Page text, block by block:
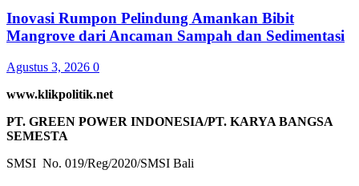
Inovasi Rumpon Pelindung Amankan Bibit
Mangrove dari Ancaman Sampah dan Sedimentasi
Agustus 3, 2026 0
www.klikpolitik.net
PT. GREEN POWER INDONESIA/PT. KARYA BANGSA
SEMESTA
SMSI No. 019/Reg/2020/SMSI Bali